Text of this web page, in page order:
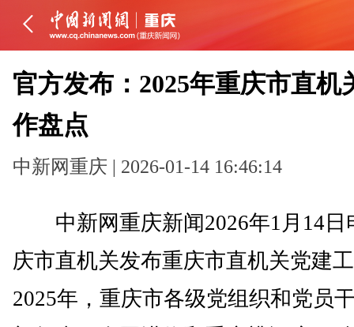
官方发布：2025年重庆市直机
作盘点
中新网重庆 | 2026-01-14 16:46:14
中新网重庆新闻2026年1月14日
庆市直机关发布重庆市直机关党建
2025年，重庆市各级党组织和党员